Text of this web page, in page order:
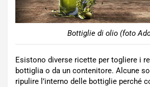
Bottiglie di olio (foto
Esistono diverse ricette per togliere i
bottiglia o da un contenitore. Alcune
ripulire l’interno delle bottiglie perché